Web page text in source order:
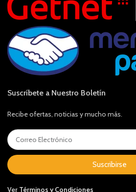
Suscríbete a Nuestro Boletín
Recibe ofertas, noticias y mucho más.
Suscribirse
Ver Términos y Condiciones